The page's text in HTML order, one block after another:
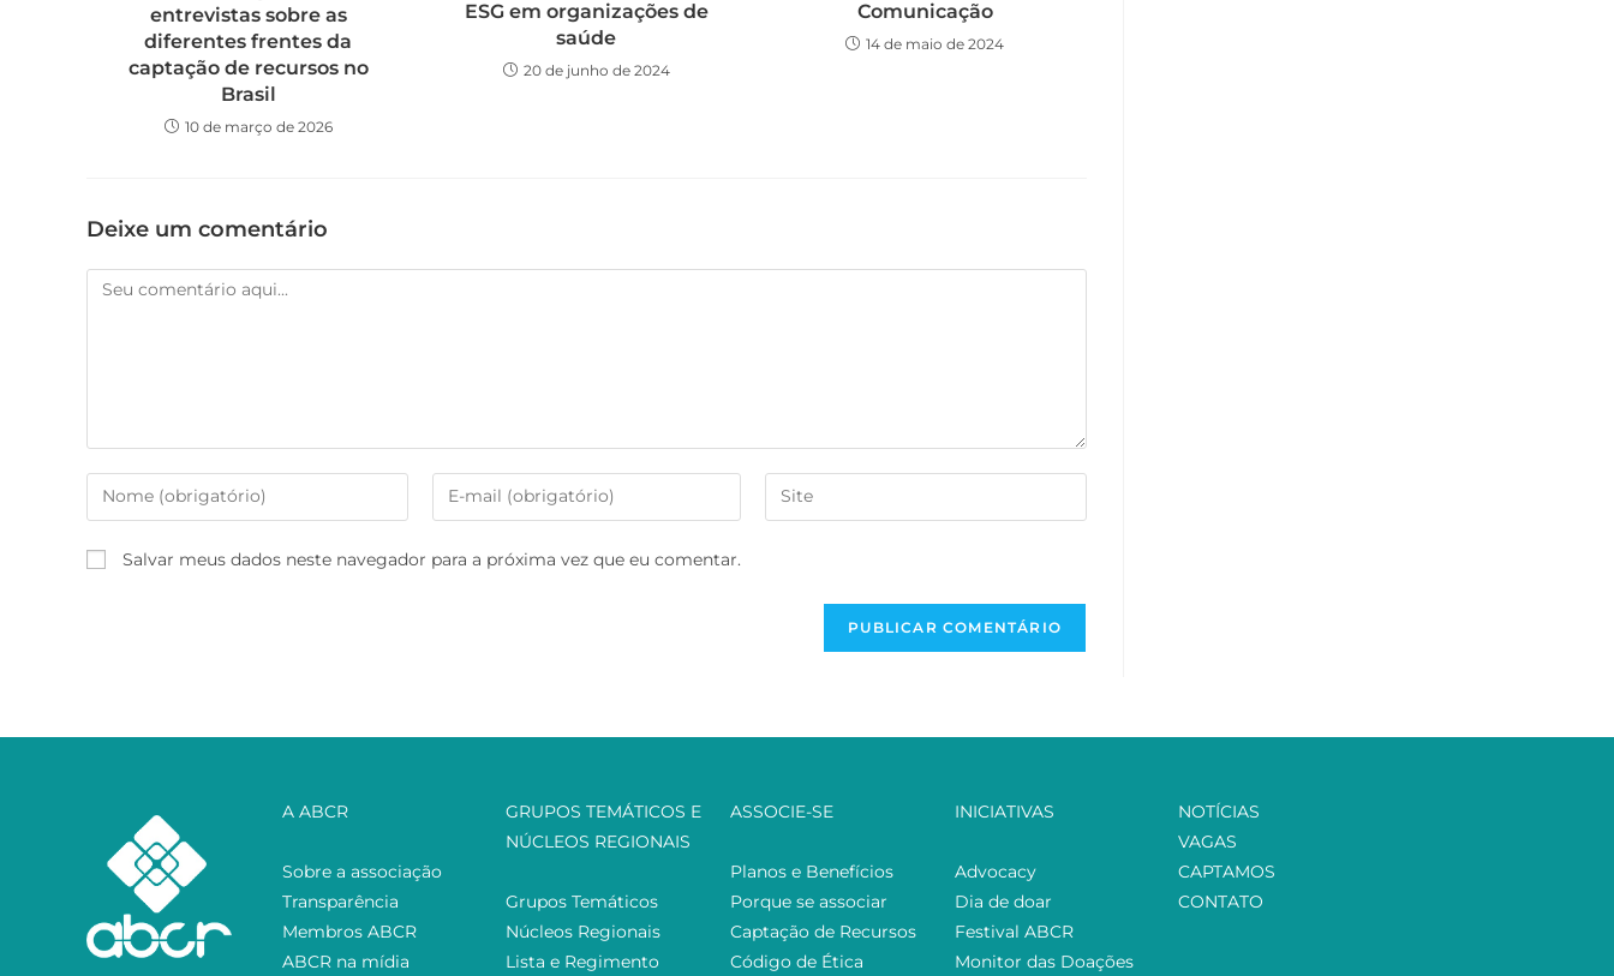
entrevistas sobre as
diferentes frentes da
captação de recursos no
Brasil
10 de março de 2026
ESG em organizações de
saúde
20 de junho de 2024
Comunicação
14 de maio de 2024
Deixe um comentário
Salvar meus dados neste navegador para a próxima vez que eu comentar.
A ABCR
Sobre a associação
Transparência
Membros ABCR
ABCR na mídia
GRUPOS TEMÁTICOS E
NÚCLEOS REGIONAIS
Grupos Temáticos
Núcleos Regionais
Lista e Regimento
ASSOCIE-SE
Planos e Benefícios
Porque se associar
Captação de Recursos
Código de Ética
INICIATIVAS
Advocacy
Dia de doar
Festival ABCR
Monitor das Doações
NOTÍCIAS
VAGAS
CAPTAMOS
CONTATO